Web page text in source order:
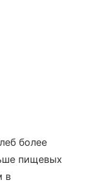
более
пищевых
в